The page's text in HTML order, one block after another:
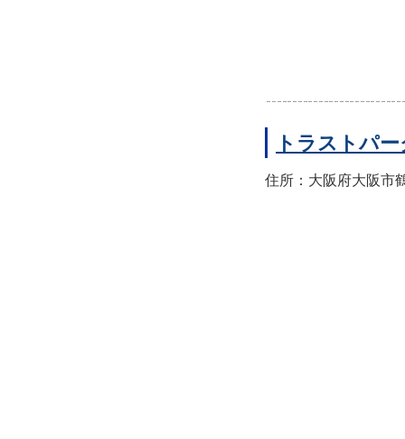
トラストパ
住所：大阪府大阪市